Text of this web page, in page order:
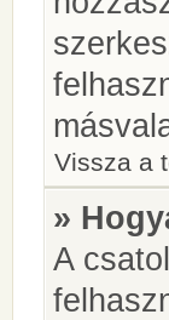
Vissza a
»
A